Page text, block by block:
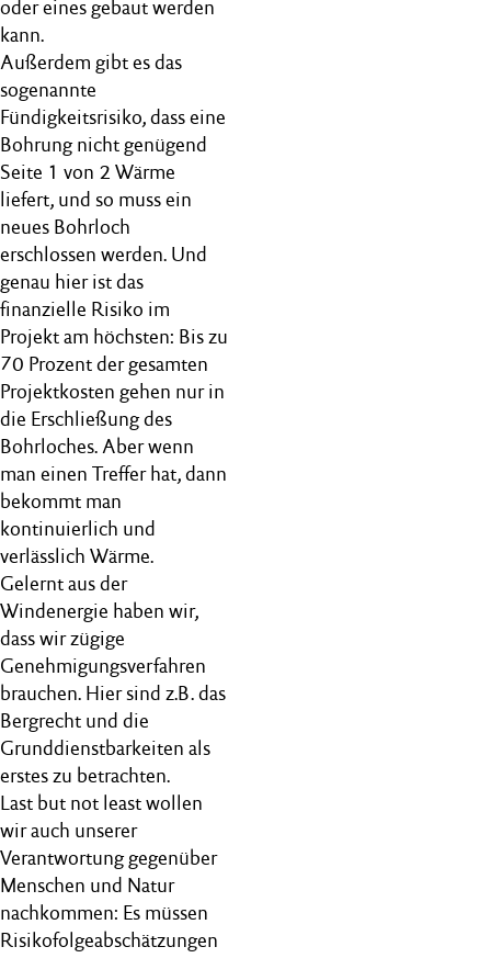
oder eines gebaut werden
kann.
Außerdem gibt es das
sogenannte
Fündigkeitsrisiko, dass eine
Bohrung nicht genügend
Seite 1 von 2 Wärme
liefert, und so muss ein
neues Bohrloch
erschlossen werden. Und
genau hier ist das
finanzielle Risiko im
Projekt am höchsten: Bis zu
70 Prozent der gesamten
Projektkosten gehen nur in
die Erschließung des
Bohrloches. Aber wenn
man einen Treffer hat, dann
bekommt man
kontinuierlich und
verlässlich Wärme.
Gelernt aus der
Windenergie haben wir,
dass wir zügige
Genehmigungsverfahren
brauchen. Hier sind z.B. das
Bergrecht und die
Grunddienstbarkeiten als
erstes zu betrachten.
Last but not least wollen
wir auch unserer
Verantwortung gegenüber
Menschen und Natur
nachkommen: Es müssen
Risikofolgeabschätzungen